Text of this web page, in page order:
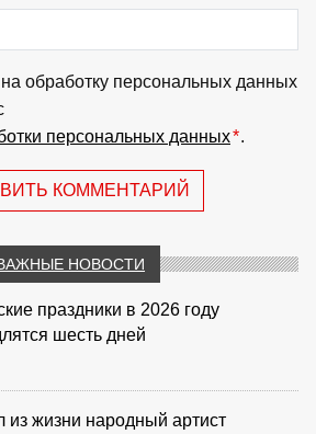
обработку персональных данных
персональных данных*.
КОММЕНТАРИЙ
НОВОСТИ
праздники в 2026 году
шесть дней
из жизни народный артист